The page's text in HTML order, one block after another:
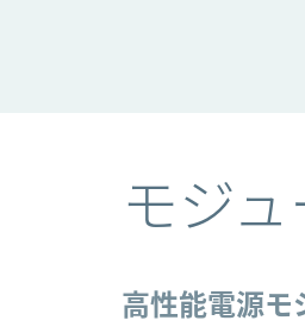
モジ
高性能電源モ